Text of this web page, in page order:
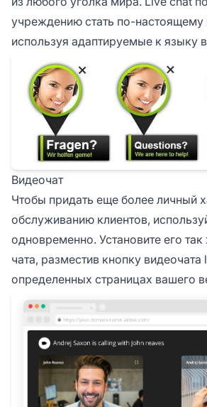
учреждению стать по-настоящему
используя адаптируемые к языку
Видеочат
Чтобы придать еще более личный
обслуживанию клиентов,
одновременно. Установите его
чата, разместив кнопку видеочата
определенных страницах вашего